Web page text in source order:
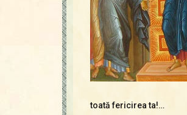
toată fericirea ta!…